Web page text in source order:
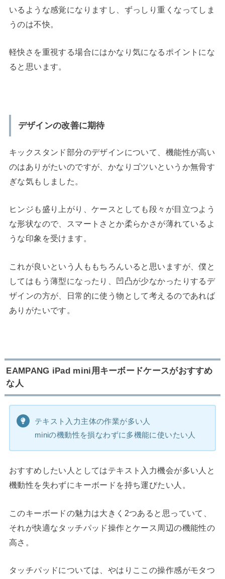
いるような感覚になりますし、ずっしり重くなってしま
うのは不快。
軽快さを重視する場合にはかなり気になるポイントにな
ると思います。
デザインの改善に期待
キックスタンド部分のデザインについて、機能性が高い
のはありがたいのですが、かなりゴツいというか無骨す
ぎな気もしました。
ヒンジも盛り上がり、ケースとしても段々が目立つよう
な形状なので、スマートさとか柔らかさが薄れているよ
うな印象を受けます。
これが良いという人ももちろんいると思いますが、僕と
してはもう薄型になったり、凹凸が少なかったりするデ
ザインの方が、日常的に使う物として考えるのであれば
ありがたいです。
EAMPANG iPad mini用キーボードケースがおすすめ
な人
テキスト入力主体の作業が多い人
miniの機動性を損なわずに多機能に使いたい人
おすすめしたい人としてはテキスト入力機会が多い人と
機動性を失わずにキーボードを持ち運びたい人。
このキーボードの魅力は大きく2つあると思っていて、
それが快適なタッチパッド操作とケース周辺の機能性の
高さ。
タッチパッドについては、やはりここの操作感がモタつ